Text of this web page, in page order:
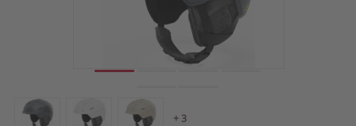
+ 3